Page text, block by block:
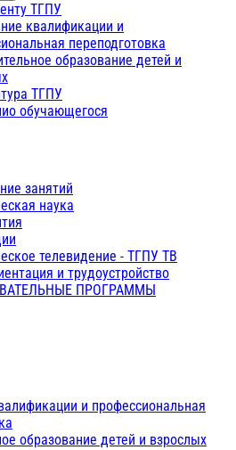
ТГПУ
квалификации и
переподготовка
образование детей и
ТГПУ
обучающегося
занятий
наука
телевидение - ТГПУ ТВ
и трудоустройство
ПРОГРАММЫ
и профессиональная
образование детей и взрослых